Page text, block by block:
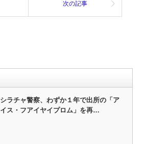
次の記事
シラチャ警察、わずか１年で出所の「ア
イス・フアイヤイプロム」を再…